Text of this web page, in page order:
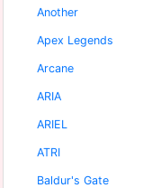
Another
Apex Legends
Arcane
ARIA
ARIEL
ATRI
Baldur's Gate